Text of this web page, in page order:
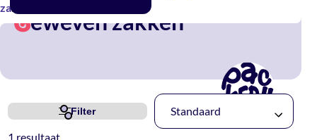
zakken
Geweven zakken
Filter
1 resultaat
Standaard